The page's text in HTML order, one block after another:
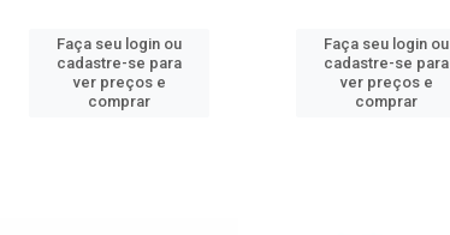
Faça seu login ou
cadastre-se para
ver preços e
comprar
Faça seu login ou
cadastre-se para
ver preços e
comprar